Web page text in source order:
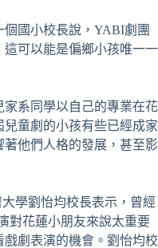
國小校長說，YABI劇團
可以能是偏鄉小孩唯一一
系同學以自己的專業在花
童劇的小孩有些已經成家
他們人格的發展，甚至影
學劉怡均校長表示，曾經
對花蓮小朋友來說太重要
劇表演的機會。劉怡均校